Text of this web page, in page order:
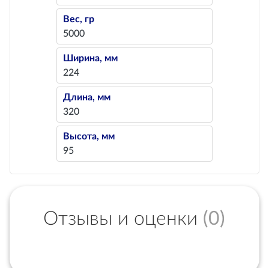
Вес, гр
5000
Ширина, мм
224
Длина, мм
320
Высота, мм
95
Отзывы и оценки (0)